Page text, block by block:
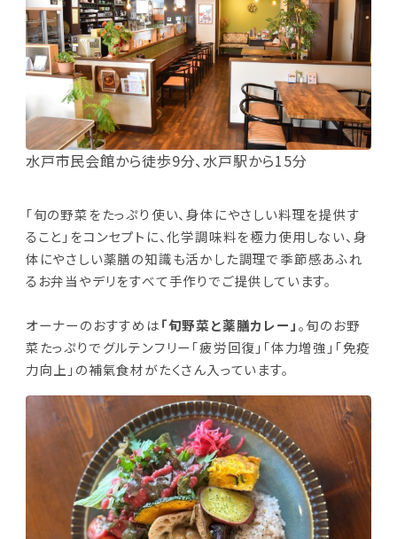
水戸市民会館から徒歩9分、水戸駅から15分
「旬の野菜をたっぷり使い、身体にやさしい料理を提供す
ること」をコンセプトに、化学調味料を極力使用しない、身
体にやさしい薬膳の知識も活かした調理で季節感あふれ
るお弁当やデリをすべて手作りでご提供しています。
オーナーのおすすめは「旬野菜と薬膳カレー」。旬のお野
菜たっぷりでグルテンフリー「疲労回復」「体力増強」「免疫
力向上」の補氣食材がたくさん入っています。